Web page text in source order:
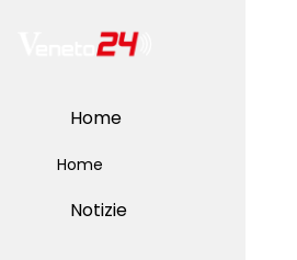
Home
Home
Notizie